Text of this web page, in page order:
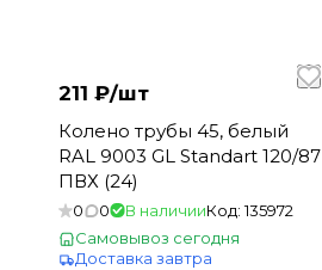
211 ₽/шт
Колено трубы 45, белый
RAL 9003 GL Standart 120/87
ПВХ (24)
0 0 В наличииКод:135972
Самовывоз сегодня
Доставка завтра